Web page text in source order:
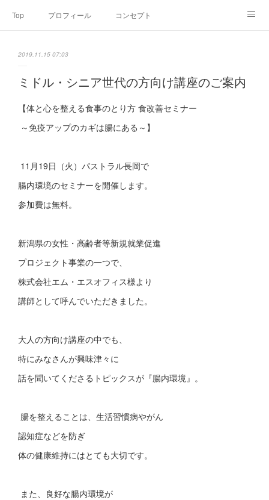
Top プロフィール コンセプト
SNS
2019.11.15 07:03
ミドル・シニア世代の方向け講座のご案内
【体と心を整える食事のとり方 食改善セミナー
～免疫アップのカギは腸にある～】
11月19日（火）パストラル長岡で
腸内環境のセミナーを開催します。
参加費は無料。
新潟県の女性・高齢者等新規就業促進
プロジェクト事業の一つで、
株式会社エム・エスオフィス様より
講師として呼んでいただきました。
大人の方向け講座の中でも、
特にみなさんが興味津々に
話を聞いてくださるトピックスが『腸内環境』。
腸を整えることは、生活習慣病やがん
認知症などを防ぎ
体の健康維持にはとても大切です。
また、良好な腸内環境が